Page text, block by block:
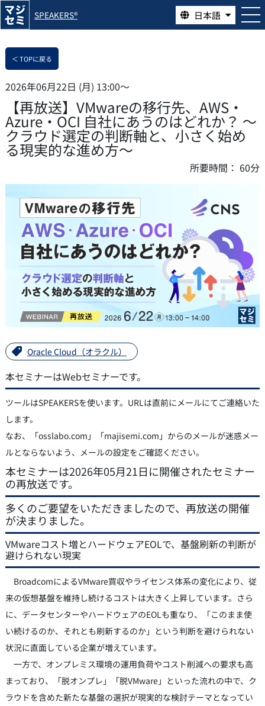
SPEAKERS® 日本語
＜ TOPに戻る
2026年06月22日 (月) 13:00〜
【再放送】VMwareの移行先、AWS・
Azure・OCI 自社にあうのはどれか？ ～
クラウド選定の判断軸と、小さく始め
る現実的な進め方～
所要時間： 60分
Oracle Cloud（オラクル）
本セミナーはWebセミナーです。
ツールはSPEAKERSを使います。URLは直前にメールにてご連絡いた
します。
なお、「osslabo.com」「majisemi.com」からのメールが迷惑メー
ルとならないよう、メールの設定をご確認ください。
本セミナーは2026年05月21日に開催されたセミナー
の再放送です。
多くのご要望をいただきましたので、再放送の開催
が決まりました。
VMwareコスト増とハードウェアEOLで、基盤刷新の判断が
避けられない現実
BroadcomによるVMware買収やライセンス体系の変化により、従
来の仮想基盤を維持し続けるコストは大きく上昇しています。さら
に、データセンターやハードウェアのEOLも重なり、「このまま使
い続けるのか、それとも刷新するのか」という判断を避けられない
状況に直面している企業が増えています。
一方で、オンプレミス環境の運用負荷やコスト削減への要求も高
まっており、「脱オンプレ」「脱VMware」といった流れの中で、ク
ラウドを含めた新たな基盤の選択が現実的な検討テーマとなってい